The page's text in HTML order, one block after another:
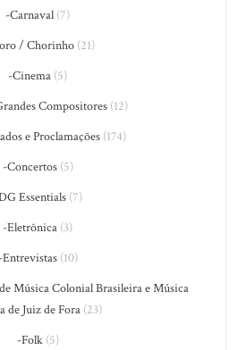
-Carnaval (7)
/ Chorinho (21)
-Cinema (5)
Compositores(12)
e Proclamações(174)
-Concertos(5)
Essentials(7)
-Eletrônica (3)
-Entrevistas(10)
Música Colonial Brasileira e Música
de Juiz de Fora (23)
-Folk(5)